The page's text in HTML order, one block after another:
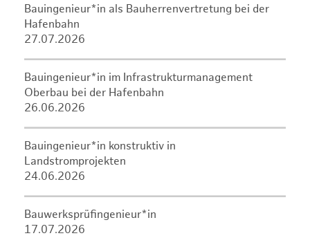
Bauingenieur*in als Bauherrenvertretung bei der
Hafenbahn
27.07.2026
Bauingenieur*in im Infrastrukturmanagement
Oberbau bei der Hafenbahn
26.06.2026
Bauingenieur*in konstruktiv in
Landstromprojekten
24.06.2026
Bauwerksprüfingenieur*in
17.07.2026